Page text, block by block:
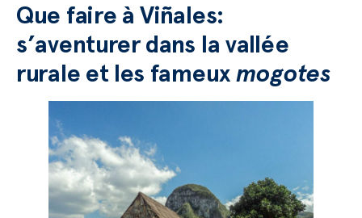
Que faire à Viñales:
s’aventurer dans la vallée
rurale et les fameux mogotes